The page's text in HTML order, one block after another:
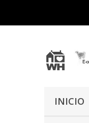
INICIO